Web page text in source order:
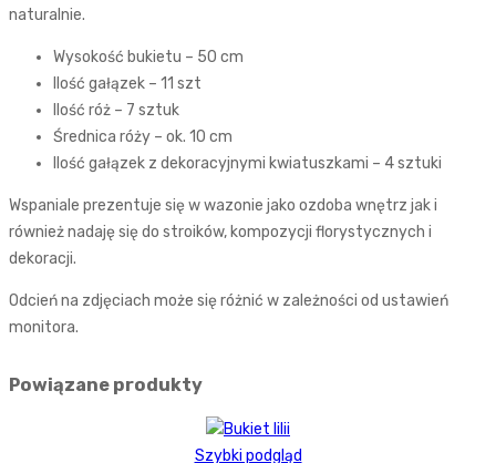
naturalnie.
Wysokość bukietu – 50 cm
Ilość gałązek – 11 szt
Ilość róż – 7 sztuk
Średnica róży – ok. 10 cm
Ilość gałązek z dekoracyjnymi kwiatuszkami – 4 sztuki
Wspaniale prezentuje się w wazonie jako ozdoba wnętrz jak i
również nadaję się do stroików, kompozycji florystycznych i
dekoracji.
Odcień na zdjęciach może się różnić w zależności od ustawień
monitora.
Powiązane produkty
Szybki podgląd